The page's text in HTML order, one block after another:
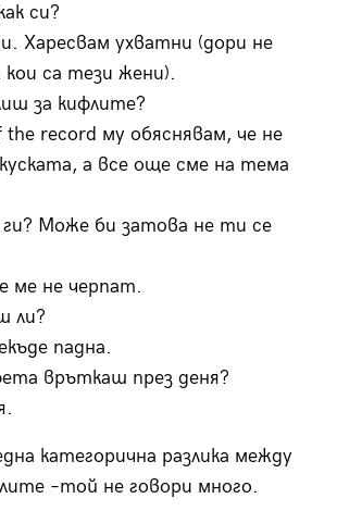
си?
Харесвам ухватни (дори не
кои са тези жени).
за кифлите?
the record му обяснявам, че не
а все още сме на тема
Може би затова не ти се
ме не черпат.
ли?
падна.
връткаш през деня?
категорична разлика между
–той не говори много.